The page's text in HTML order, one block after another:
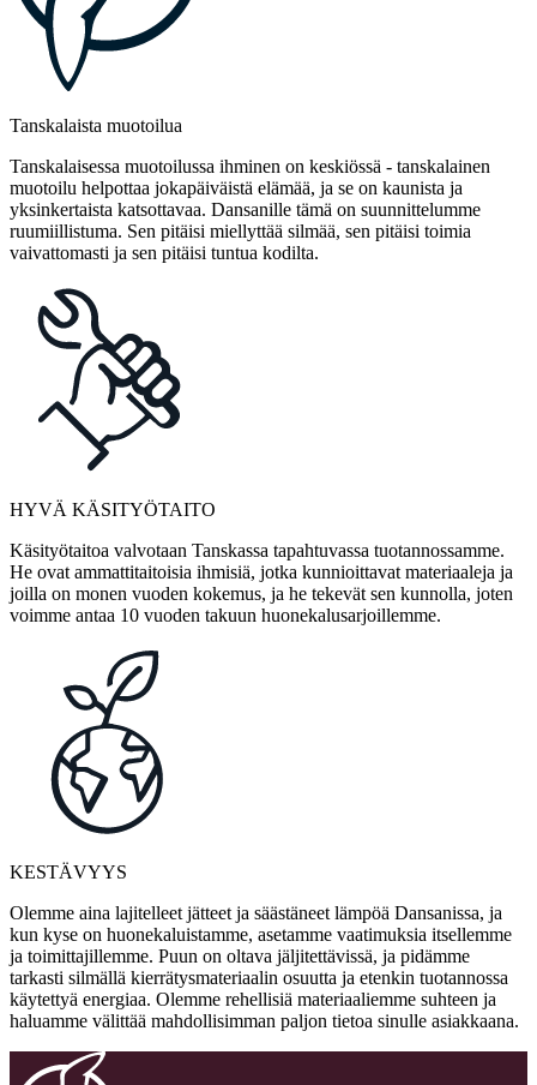
Tanskalaista muotoilua
Tanskalaisessa muotoilussa ihminen on keskiössä - tanskalainen
muotoilu helpottaa jokapäiväistä elämää, ja se on kaunista ja
yksinkertaista katsottavaa. Dansanille tämä on suunnittelumme
ruumiillistuma. Sen pitäisi miellyttää silmää, sen pitäisi toimia
vaivattomasti ja sen pitäisi tuntua kodilta.
HYVÄ KÄSITYÖTAITO
Käsityötaitoa valvotaan Tanskassa tapahtuvassa tuotannossamme.
He ovat ammattitaitoisia ihmisiä, jotka kunnioittavat materiaaleja ja
joilla on monen vuoden kokemus, ja he tekevät sen kunnolla, joten
voimme antaa 10 vuoden takuun huonekalusarjoillemme.
KESTÄVYYS
Olemme aina lajitelleet jätteet ja säästäneet lämpöä Dansanissa, ja
kun kyse on huonekaluistamme, asetamme vaatimuksia itsellemme
ja toimittajillemme. Puun on oltava jäljitettävissä, ja pidämme
tarkasti silmällä kierrätysmateriaalin osuutta ja etenkin tuotannossa
käytettyä energiaa. Olemme rehellisiä materiaaliemme suhteen ja
haluamme välittää mahdollisimman paljon tietoa sinulle asiakkaana.